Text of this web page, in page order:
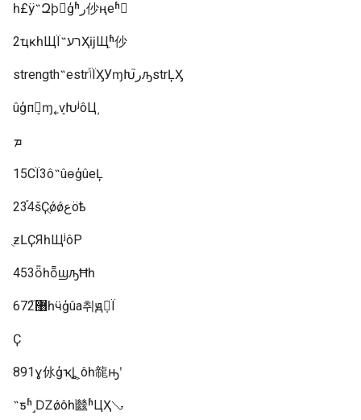
һ£ÿ˵Զϸ񲻱ģʱر仯ңеʱ򣬻
2ҵĸһЩΪ˵רעҲĳЩֵʱ仯
strength˵еstrݴΪӼУɱԽ֮رԡstrĻӼ
ûģпܻɱ˿ܻѵԽʲôЦ͵
ܡ
15СΪ3ô˵ûɵģûеĻ
234֡šҪֻǿǿعöѣ
ֻƶԼҪЯһЩʲôΡ
453ȫһȭϣԡĦһ
672޸֮һӵģûа취ԭܼ򵥣Ϊ
Ҫ
891ɣ㲻ģҡֻȴ˲ôһ㡣ԣʹ
˵ƽʱ˼Ǳǿôһ㡭ʱЦҲࡣ